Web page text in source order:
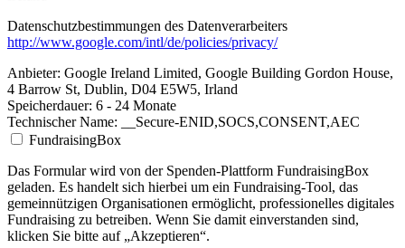
Datenschutzbestimmungen des Datenverarbeiters
http://www.google.com/intl/de/policies/privacy/
Anbieter: Google Ireland Limited, Google Building Gordon House,
4 Barrow St, Dublin, D04 E5W5, Irland
Speicherdauer: 6 - 24 Monate
Technischer Name: __Secure-ENID,SOCS,CONSENT,AEC
FundraisingBox
Das Formular wird von der Spenden-Plattform FundraisingBox
geladen. Es handelt sich hierbei um ein Fundraising-Tool, das
gemeinnützigen Organisationen ermöglicht, professionelles digitales
Fundraising zu betreiben. Wenn Sie damit einverstanden sind,
klicken Sie bitte auf „Akzeptieren“.